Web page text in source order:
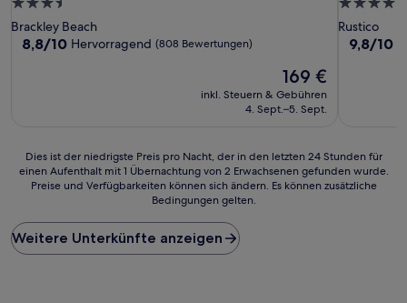
Sterne-
Unterkunft
Brackley Beach
8.8
8,8/10 Hervorragend (808 Bewertungen)
Der
Preis
beträgt
169 €
inkl. Steuern & Gebühren
4. Sept.–5. Sept.
Sterne-
Rustico
9.8
9,8/10
Dies
ist
Preis
pro
Nacht,
Dies ist der niedrigste Preis pro Nacht, der in den letzten 24 Stunden für
einen Aufenthalt mit 1 Übernachtung von 2 Erwachsenen gefunden wurde.
Preise und Verfügbarkeiten können sich ändern. Es können zusätzliche
Bedingungen gelten.
Weitere Unterkünfte anzeigen